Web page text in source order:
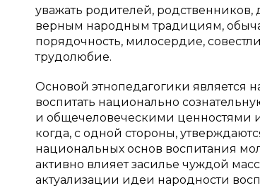
уважать родителей,
верным народным традициям,
порядочность, милосердие,
трудолюбие.
Основой этнопедагогики является
воспитать национально
и общечеловеческими ценностями
когда, с одной стороны,
национальных основ воспитания
активно влияет засилье чуждой
актуализации идеи народности